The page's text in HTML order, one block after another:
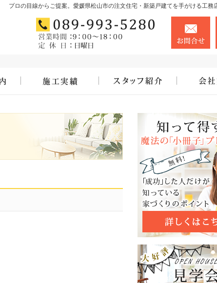
プロの目線からご提案。愛媛県松山市の注文住宅・新築戸建てを手がける工務